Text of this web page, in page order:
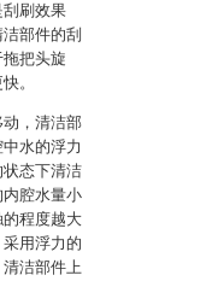
刷效果
部件的刮
把头旋
。
，清洁部
水的浮力
态下清洁
腔水量小
程度越大
用浮力的
洁部件上